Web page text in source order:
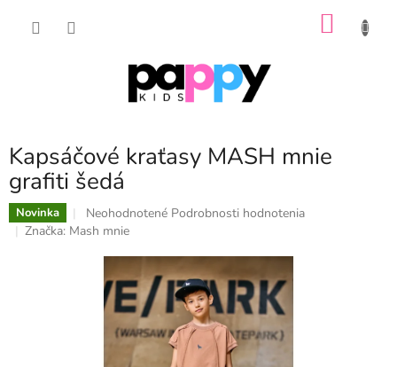
Kapsáčové kraťasy MASH mnie
grafiti šedá
Novinka
Priemerné
hodnotenie
hviezdičiek.
Neohodnotené Podrobnosti hodnotenia
Značka: Mash mnie